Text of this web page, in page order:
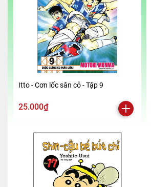
Itto - Cơn lốc sân cỏ - Tập 9
25.000₫